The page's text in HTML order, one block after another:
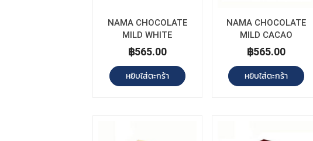
NAMA CHOCOLATE
MILD WHITE
฿565.00
หยิบใส่ตะกร้า
NAMA CHOCOLATE
MILD CACAO
฿565.00
หยิบใส่ตะกร้า